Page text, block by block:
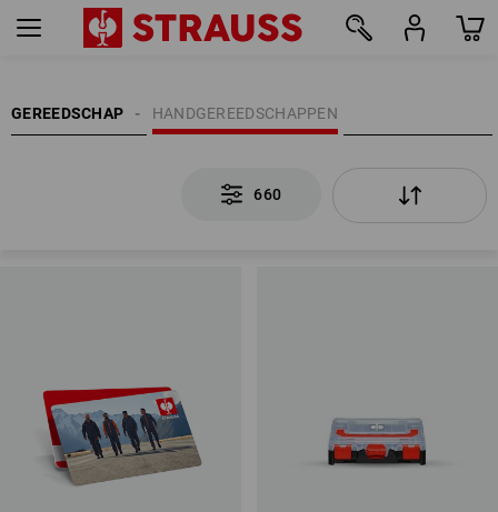
GEREEDSCHAP HANDGEREEDSCHAPPEN
660
660